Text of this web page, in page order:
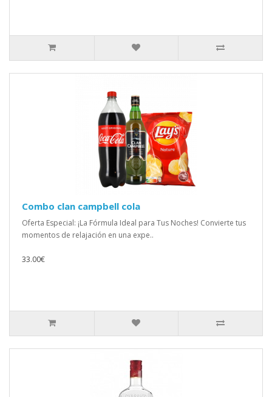
Combo clan campbell cola
Oferta Especial: ¡La Fórmula Ideal para Tus Noches! Convierte tus
momentos de relajación en una expe..
33.00€